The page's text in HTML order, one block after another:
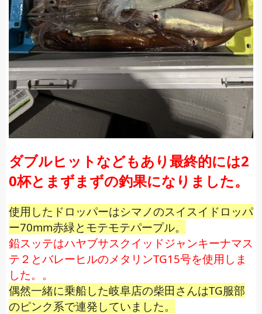
ダブルヒットなどもあり最終的には2
0杯とまずまずの釣果になりました。
使用したドロッパーはシマノのスイスイドロッパ
ー70mm赤緑とモテモテパープル。
鉛スッテはハヤブサスクイッドジャンキーナマス
テ２とバレーヒルのメタリンTG15号を使用しま
した。。
偶然一緒に乗船した岐阜店の柴田さんはTG服部
のピンク系で連発していました。